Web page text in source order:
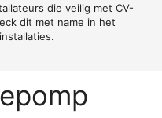
die veilig met CV-
dit met name in het